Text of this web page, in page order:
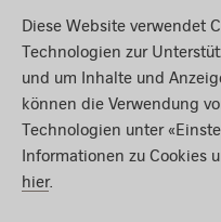
Diese Website verwendet
Technologien zur
und um Inhalte und
können die Verwendung
Technologien unter
Informationen zu Cookies
hier.
SWISS KMU Kartenpaket
Miles & More
Meilenrechner
Meilen sammeln